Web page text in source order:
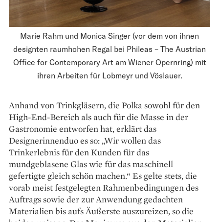
Marie Rahm und Monica Singer (vor dem von ihnen
designten raumhohen Regal bei Phileas – The Austrian
Office for Contemporary Art am Wiener Opernring) mit
ihren Arbeiten für Lobmeyr und Vöslauer.
Anhand von Trinkgläsern, die Polka sowohl für den
High-End-Bereich als auch für die Masse in der
Gastronomie entworfen hat, erklärt das
Designerinnenduo es so: „Wir wollen das
Trinkerlebnis für den Kunden für das
mundgeblasene Glas wie für das maschinell
gefertigte gleich schön machen.“ Es gelte stets, die
vorab meist festgelegten Rahmenbedingungen des
Auftrags sowie der zur Anwendung gedachten
Materialien bis aufs Äußerste auszureizen, so die